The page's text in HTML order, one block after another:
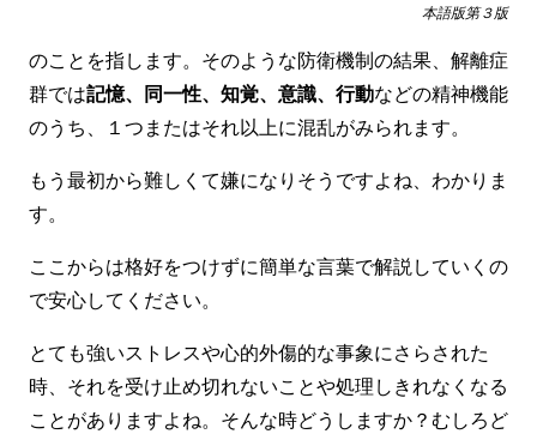
本語版第３版
のことを指します。そのような防衛機制の結果、解離症
群では記憶、同一性、知覚、意識、行動などの精神機能
のうち、１つまたはそれ以上に混乱がみられます。
もう最初から難しくて嫌になりそうですよね、わかりま
す。
ここからは格好をつけずに簡単な言葉で解説していくの
で安心してください。
とても強いストレスや心的外傷的な事象にさらされた
時、それを受け止め切れないことや処理しきれなくなる
ことがありますよね。そんな時どうしますか？むしろど